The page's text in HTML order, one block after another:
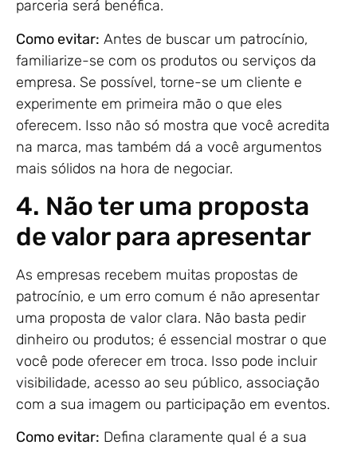
parceria será benéfica.
Como evitar: Antes de buscar um patrocínio,
familiarize-se com os produtos ou serviços da
empresa. Se possível, torne-se um cliente e
experimente em primeira mão o que eles
oferecem. Isso não só mostra que você acredita
na marca, mas também dá a você argumentos
mais sólidos na hora de negociar.
4. Não ter uma proposta
de valor para apresentar
As empresas recebem muitas propostas de
patrocínio, e um erro comum é não apresentar
uma proposta de valor clara. Não basta pedir
dinheiro ou produtos; é essencial mostrar o que
você pode oferecer em troca. Isso pode incluir
visibilidade, acesso ao seu público, associação
com a sua imagem ou participação em eventos.
Como evitar: Defina claramente qual é a sua